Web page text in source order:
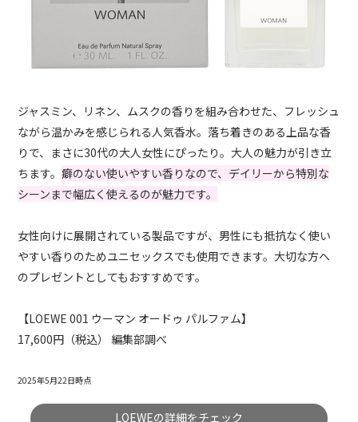
ジャスミン、リネン、ムスクの香りを組み合わせた、フレッシュ
ながら温かみを感じられる人気香水。落ち着きのある上品な香
りで、まさに30代の大人女性にぴったり。大人の魅力が引き立
ちます。癖のない使いやすい香りなので、デイリーから特別な
シーンまで幅広く使えるのが魅力です。
女性向けに展開されている製品ですが、男性にも抵抗なく使い
やすい香りのためユニセックスでも使用できます。大切な方へ
のプレゼントとしてもおすすめです。
【LOEWE 001 ウーマン オードゥ パルファム】
17,600円（税込） 編集部調べ
2025年5月22日時点
LOEWEの詳細をチェック